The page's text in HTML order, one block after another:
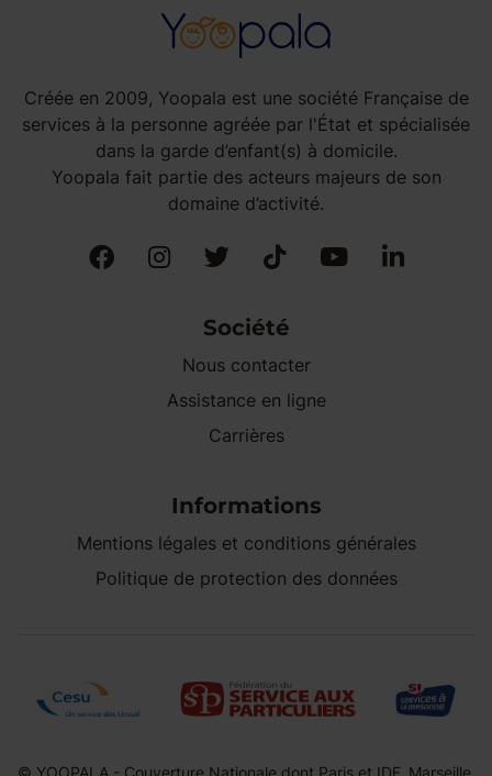
Créée en 2009, Yoopala est une société Française de
services à la personne agréée par l'État et spécialisée
dans la garde d’enfant(s) à domicile.
Yoopala fait partie des acteurs majeurs de son
domaine d’activité.
Société
Nous contacter
Assistance en ligne
Carrières
Informations
Mentions légales et conditions générales
Politique de protection des données
© YOOPALA - Couverture Nationale dont Paris et IDF, Marseille,